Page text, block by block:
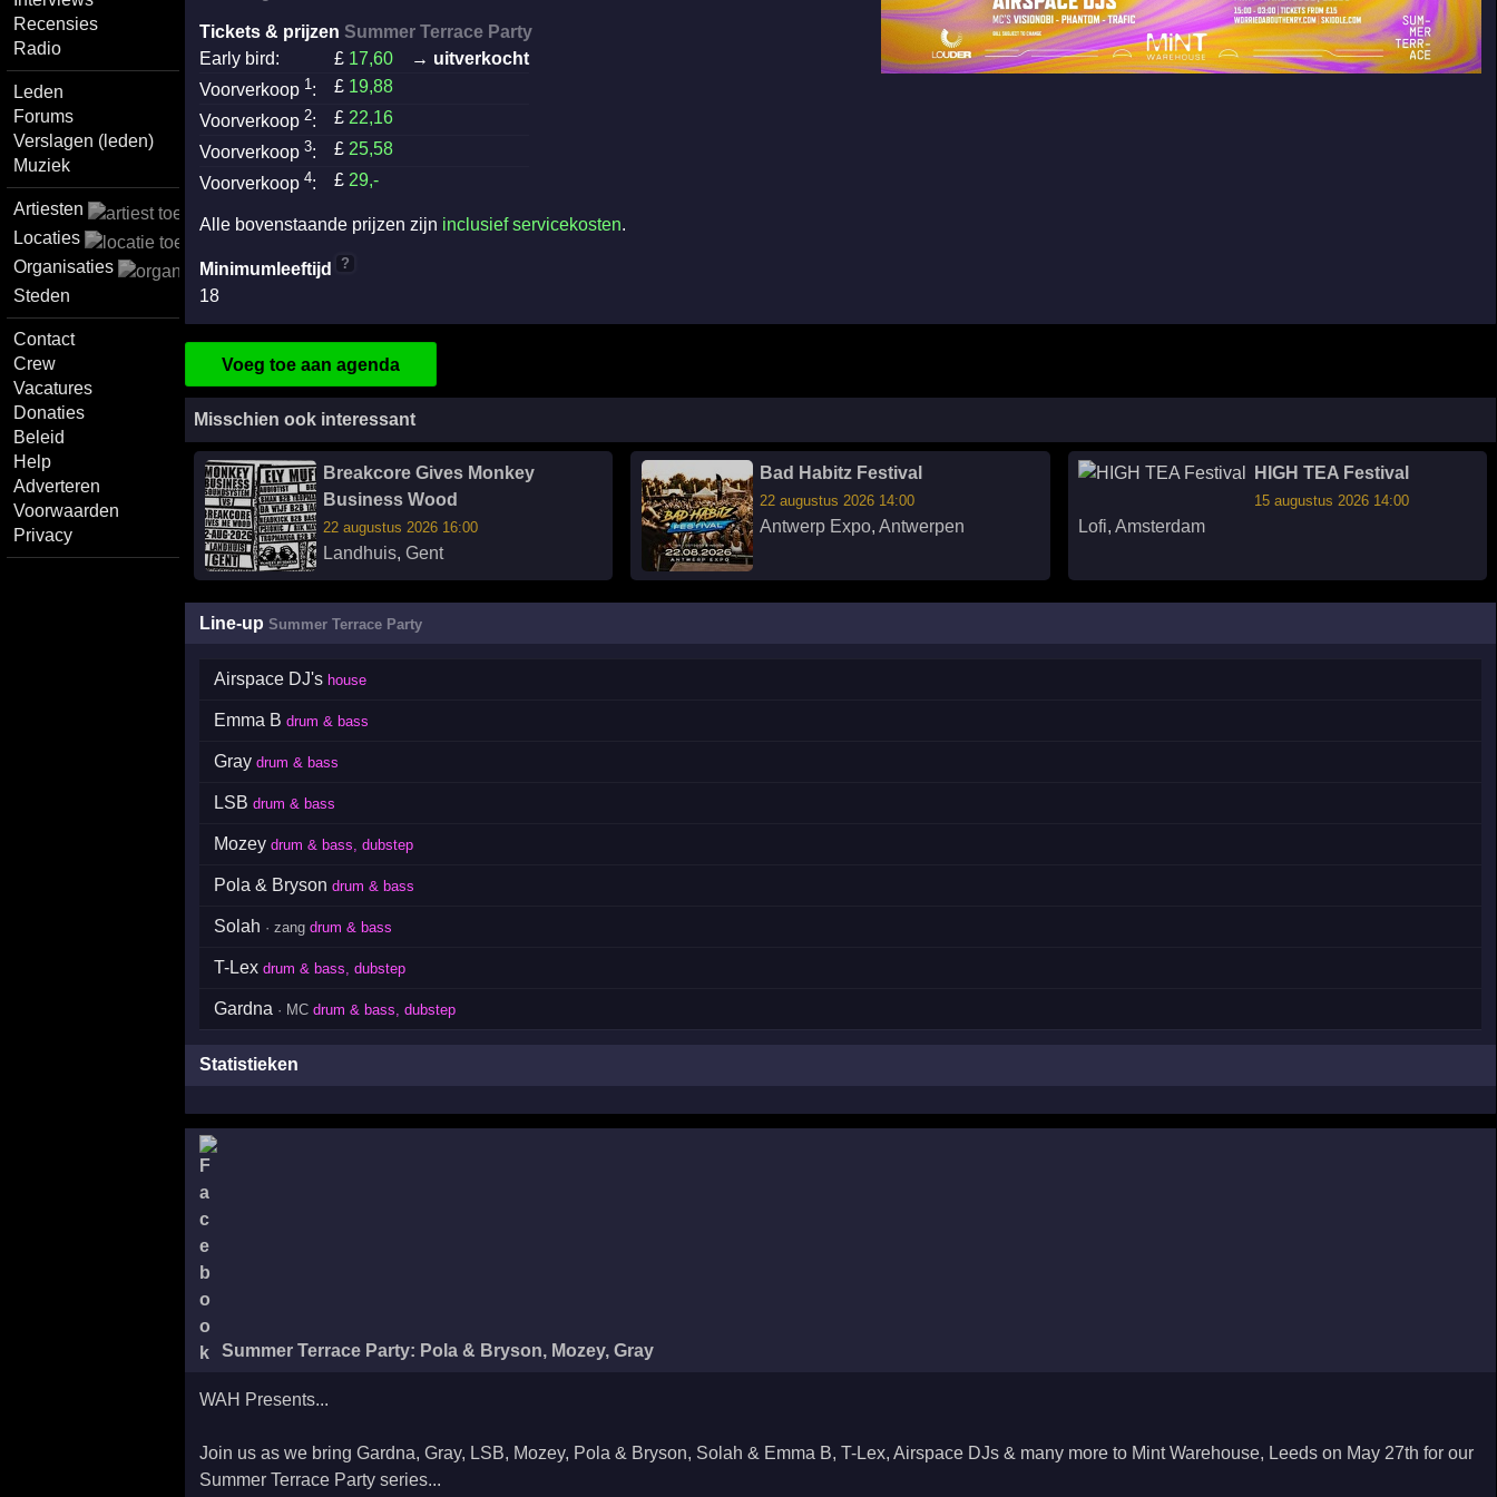
Recensies
Radio
Leden
Forums
Verslagen (leden)
Muziek
Artiesten
Locaties
Organisaties
Steden
Contact
Crew
Vacatures
Donaties
Beleid
Help
Adverteren
Voorwaarden
Privacy
Tickets & prijzen Summer Terrace Party
Early bird:
£ 17,60
→ uitverkocht
Voorverkoop 1: £ 19,88
Voorverkoop 2: £ 22,16
Voorverkoop 3: £ 25,58
Voorverkoop 4: £ 29,-
Alle bovenstaande prijzen zijn inclusief servicekosten.
Minimumleeftijd ?
18
Voeg toe aan agenda
Misschien ook interessant
Breakcore Gives Monkey
Business Wood
22 augustus 2026 16:00
Landhuis, Gent
Bad Habitz Festival
22 augustus 2026 14:00
Antwerp Expo,Antwerpen
HIGH TEA Festival
15 augustus 2026 14:00
Lofi,Amsterdam
Line-up Summer Terrace Party
Airspace DJ's house
Emma B drum & bass
Gray drum & bass
LSB drum & bass
Mozey drum & bass, dubstep
Pola & Bryson drum & bass
Solah · zang drum & bass
T-Lex drum & bass, dubstep
Gardna· MC drum & bass, dubstep
Statistieken
Summer Terrace Party: Pola & Bryson, Mozey, Gray
WAH Presents...
Join us as we bring Gardna, Gray, LSB, Mozey, Pola & Bryson, Solah & Emma B, T-Lex, Airspace DJs & many more to Mint Warehouse, Leeds on May 27th for our
Summer Terrace Party series...